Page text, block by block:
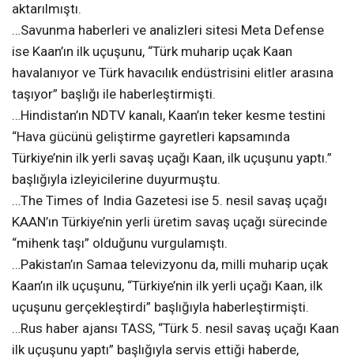
aktarılmıştı.
…Savunma haberleri ve analizleri sitesi Meta Defense
ise Kaan’ın ilk uçuşunu, “Türk muharip uçak Kaan
havalanıyor ve Türk havacılık endüstrisini elitler arasına
taşıyor” başlığı ile haberleştirmişti.
…Hindistan’ın NDTV kanalı, Kaan’ın teker kesme testini
“Hava gücünü geliştirme gayretleri kapsamında
Türkiye’nin ilk yerli savaş uçağı Kaan, ilk uçuşunu yaptı.”
başlığıyla izleyicilerine duyurmuştu.
…The Times of India Gazetesi ise 5. nesil savaş uçağı
KAAN’ın Türkiye’nin yerli üretim savaş uçağı sürecinde
“mihenk taşı” olduğunu vurgulamıştı.
…Pakistan’ın Samaa televizyonu da, milli muharip uçak
Kaan’ın ilk uçuşunu, “Türkiye’nin ilk yerli uçağı Kaan, ilk
uçuşunu gerçekleştirdi” başlığıyla haberleştirmişti.
…Rus haber ajansı TASS, “Türk 5. nesil savaş uçağı Kaan
ilk uçuşunu yaptı” başlığıyla servis ettiği haberde,